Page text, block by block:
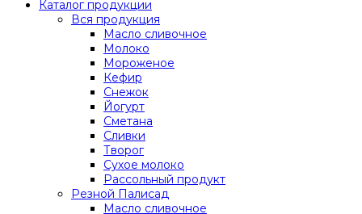
Каталог продукции
Вся продукция
Масло сливочное
Молоко
Мороженое
Кефир
Снежок
Йогурт
Сметана
Сливки
Творог
Сухое молоко
Рассольный продукт
Резной Палисад
Масло сливочное